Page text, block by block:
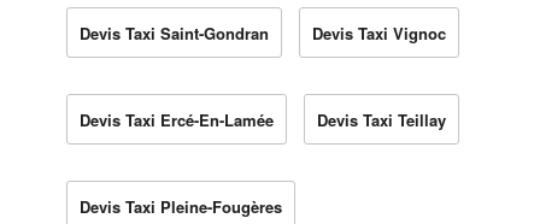
Devis Taxi Saint-Gondran Devis Taxi Vignoc
Devis Taxi Ercé-En-Lamée Devis Taxi Teillay
Devis Taxi Pleine-Fougères